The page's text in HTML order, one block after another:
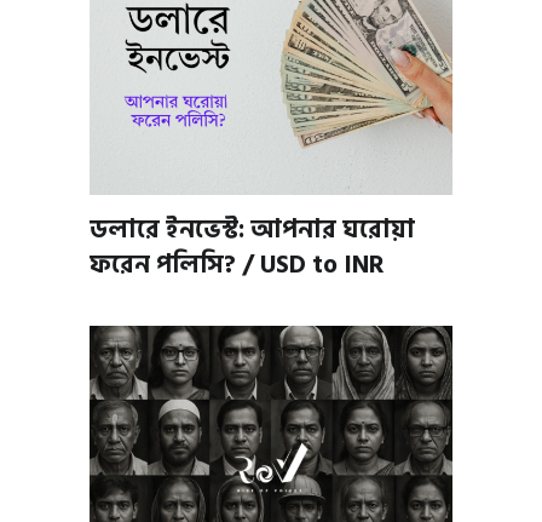
ডলারে ইনভেস্ট: আপনার ঘরোয়া
ফরেন পলিসি? / USD to INR